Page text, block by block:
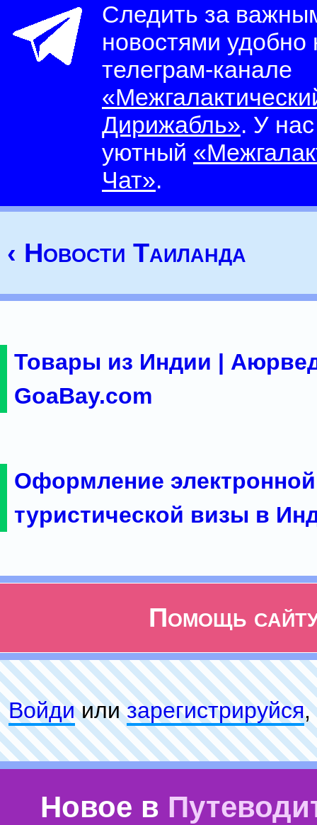
Следить за
новостями
телеграм-канале
Дирижабль». У
уютный
Чат».
‹ Новости Таиланда
Товары из Индии |
GoaBay.com
Оформление электронной
туристической визы в
Помощь
Войдиилизарeгиcтpируйся,
Новое в